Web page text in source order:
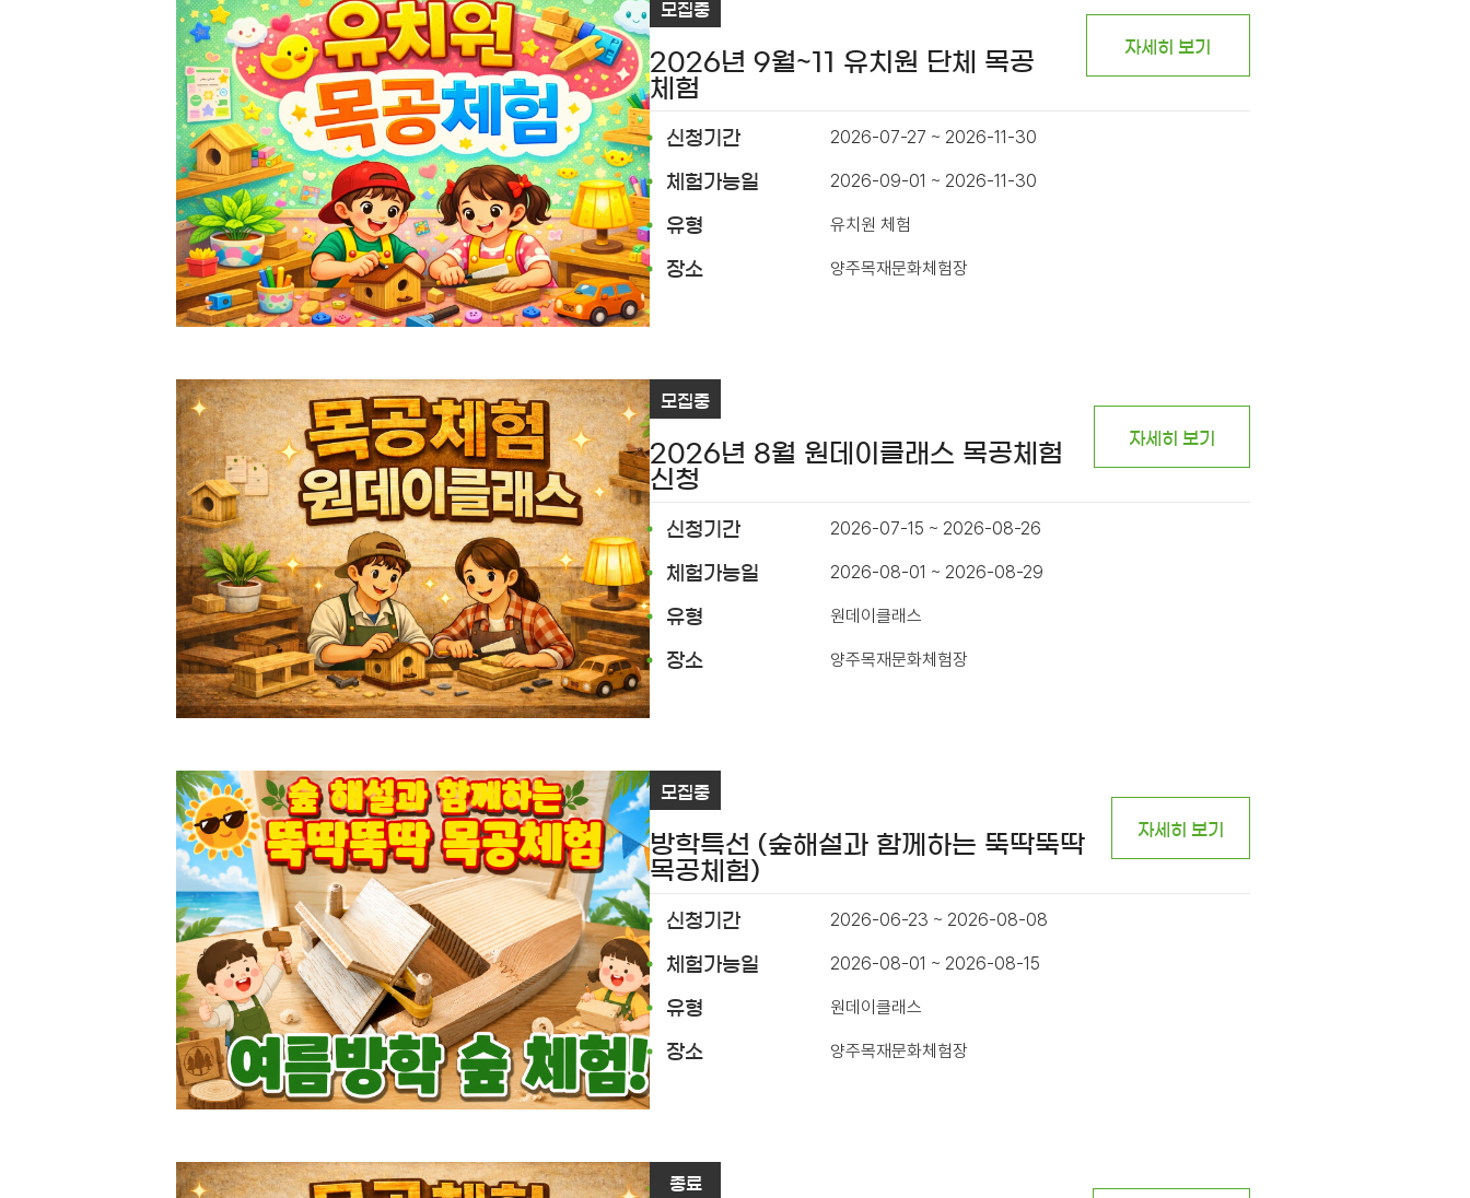
모집중
2026년 9월~11 유치원 단체 목공
체험
자세히 보기
신청기간 2026-07-27 ~ 2026-11-30
체험가능일 2026-09-01 ~ 2026-11-30
유형 유치원 체험
장소 양주목재문화체험장
모집중
2026년 8월 원데이클래스 목공체험
신청
자세히 보기
신청기간 2026-07-15 ~ 2026-08-26
체험가능일 2026-08-01 ~ 2026-08-29
유형 원데이클래스
장소 양주목재문화체험장
모집중
방학특선 (숲해설과 함께하는 뚝딱뚝딱
목공체험)
자세히 보기
신청기간 2026-06-23 ~ 2026-08-08
체험가능일 2026-08-01 ~ 2026-08-15
유형 원데이클래스
장소 양주목재문화체험장
종료